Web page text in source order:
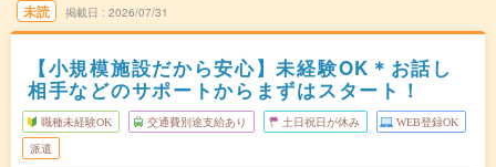
未読 掲載日 2026/07/31
【小規模施設だから安心】未経験OK＊お話し
相手などのサポートからまずはスタート！
職種未経験OK 交通費別途支給あり 土日祝日が休み WEB登録OK
派遣